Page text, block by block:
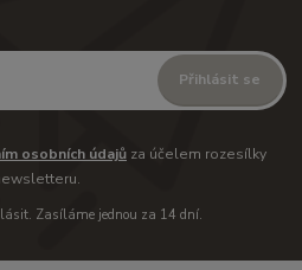
Přihlásit se
osobních údajůza účelem rozesílky
Zasíláme jednou za 14 dní.